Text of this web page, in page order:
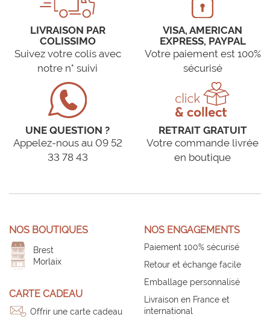
LIVRAISON PAR
COLISSIMO
Suivez votre colis avec
notre n° suivi
VISA, AMERICAN
EXPRESS, PAYPAL
Votre paiement est 100%
sécurisé
UNE QUESTION ?
Appelez-nous au 09 52
33 78 43
RETRAIT GRATUIT
Votre commande livrée
en boutique
NOS BOUTIQUES
Brest
Morlaix
CARTE CADEAU
Offrir une carte cadeau
NOS ENGAGEMENTS
Paiement 100% sécurisé
Retour et échange facile
Emballage personnalisé
Livraison en France et
international